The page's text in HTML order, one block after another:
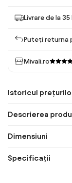
Livrare de la 35
Puteți returna
Mivali.ro
Istoricul
Descrierea
Dimensiuni
Specificații